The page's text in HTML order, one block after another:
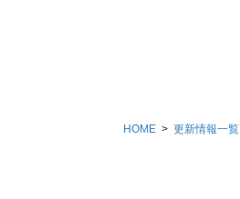
HOME 更新情報一覧